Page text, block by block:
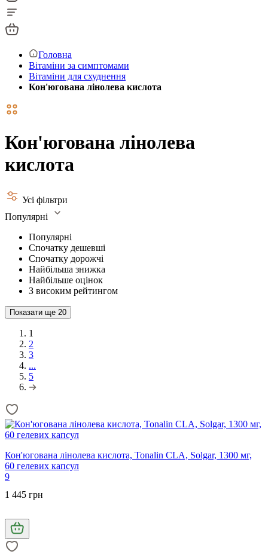
Головна
Вітаміни за симптомами
Вітаміни для схуднення
Кон'югована лінолева кислота
Кон'югована лінолева
кислота
Усі фільтри
Популярні
Популярні
Спочатку дешевші
Спочатку дорожчі
Найбільша знижка
Найбільше оцінок
З високим рейтингом
Показати ще 20
1
2
3
...
5
Кон'югована лінолева кислота, Tonalin CLA, Solgar, 1300 мг,
60 гелевих капсул
9
1 445 грн